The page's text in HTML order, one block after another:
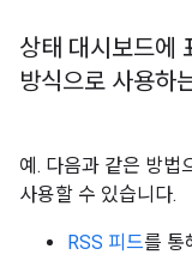
상태 대시보드에
방식으로 사용하
예. 다음과 같은 방법
사용할 수 있습니다.
RSS 피드를 통